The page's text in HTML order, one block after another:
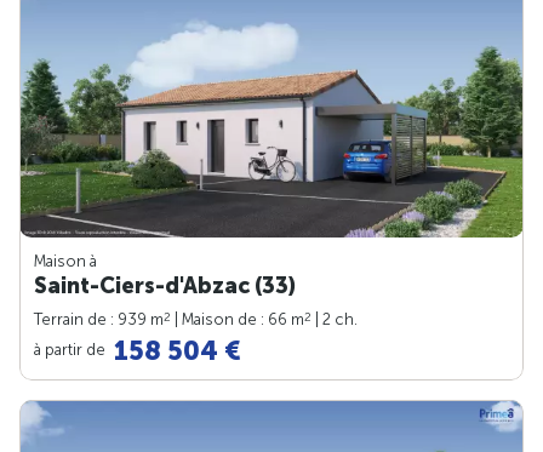
Maison à
Saint-Ciers-d'Abzac (33)
Terrain de : 939 m2 | Maison de : 66 m2
| 2 ch.
à partir de 158 504 €